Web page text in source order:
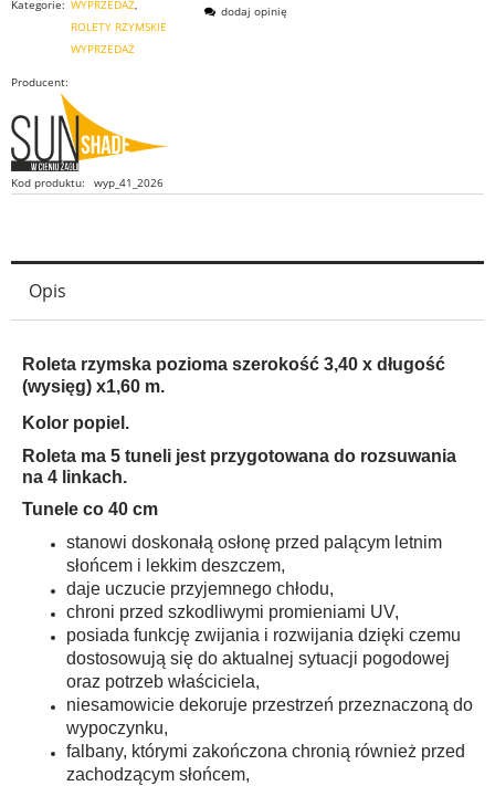
Kategorie: WYPRZEDAŻ
ROLETY RZYMSKIE
WYPRZEDAŻ
Producent:
Kod produktu: wyp_41_2026
dodaj opinię
Opis
Roleta rzymska pozioma szerokość 3,40 x długość
(wysięg) x1,60 m.
Kolor popiel.
Roleta ma 5 tuneli jest przygotowana do rozsuwania
na 4 linkach.
Tunele co 40 cm
stanowi doskonałą osłonę przed palącym letnim
słońcem i lekkim deszczem,
daje uczucie przyjemnego chłodu,
chroni przed szkodliwymi promieniami UV,
posiada funkcję zwijania i rozwijania dzięki czemu
dostosowują się do aktualnej sytuacji pogodowej
oraz potrzeb właściciela,
niesamowicie dekoruje przestrzeń przeznaczoną do
wypoczynku,
falbany, którymi zakończona chronią również przed
zachodzącym słońcem,